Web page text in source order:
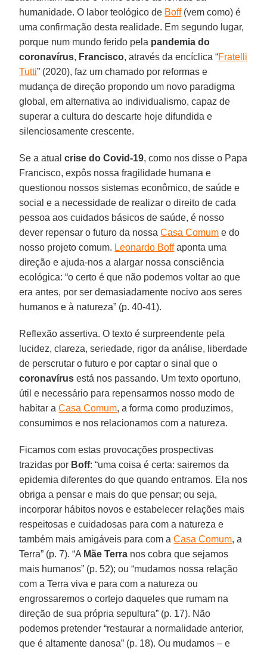
humanidade. O labor teológico de Boff(vem como) é
uma confirmação desta realidade. Em segundo lugar,
porque num mundo ferido pela pandemia do
coronavírus, Francisco, através da encíclica “Fratelli
Tutti” (2020), faz um chamado por reformas e
mudança de direção propondo um novo paradigma
global, em alternativa ao individualismo, capaz de
superar a cultura do descarte hoje difundida e
silenciosamente crescente.
Se a atualcrise do Covid-19, como nos disse o Papa
Francisco, expôs nossa fragilidade humana e
questionou nossos sistemas econômico, de saúde e
social e a necessidade de realizar o direito de cada
pessoa aos cuidados básicos de saúde, é nosso
dever repensar o futuro da nossaCasa Comum e do
nosso projeto comum. Leonardo Boffaponta uma
direção e ajuda-nos a alargar nossa consciência
ecológica: “o certo é que não podemos voltar ao que
era antes, por ser demasiadamente nocivo aos seres
humanos e à natureza” (p. 40-41).
Reflexão assertiva. O texto é surpreendente pela
lucidez, clareza, seriedade, rigor da análise, liberdade
de perscrutar o futuro e por captar o sinal que o
coronavírus está nos passando. Um texto oportuno,
útil e necessário para repensarmos nosso modo de
habitar aCasa Comum, a forma como produzimos,
consumimos e nos relacionamos com a natureza.
Ficamos com estas provocações prospectivas
trazidas por Boff: “uma coisa é certa: sairemos da
epidemia diferentes do que quando entramos. Ela nos
obriga a pensar e mais do que pensar; ou seja,
incorporar hábitos novos e estabelecer relações mais
respeitosas e cuidadosas para com a natureza e
também mais amigáveis para com aCasa Comum, a
Terra” (p. 7). “A Mãe Terra nos cobra que sejamos
mais humanos” (p. 52); ou “mudamos nossa relação
com a Terra viva e para com a natureza ou
engrossaremos o cortejo daqueles que rumam na
direção de sua própria sepultura” (p. 17). Não
podemos pretender “restaurar a normalidade anterior,
que é altamente danosa” (p. 18). Ou mudamos – e